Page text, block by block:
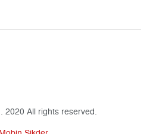
2020 All rights reserved.